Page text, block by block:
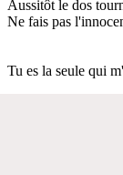
Aussitôt le dos
Ne fais pas
Tu es la seule qui